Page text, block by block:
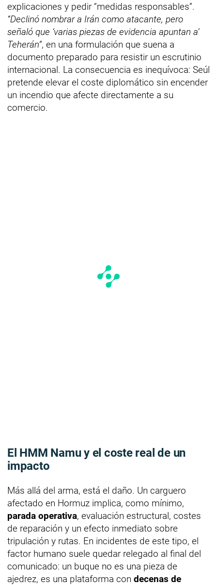
explicaciones y pedir “medidas responsables”.
“Declinó nombrar a Irán como atacante, pero
señaló que ‘varias piezas de evidencia apuntan a’
Teherán”, en una formulación que suena a
documento preparado para resistir un escrutinio
internacional. La consecuencia es inequívoca: Seúl
pretende elevar el coste diplomático sin encender
un incendio que afecte directamente a su
comercio.
El HMM Namu y el coste real de un
impacto
Más allá del arma, está el daño. Un carguero
afectado en Hormuz implica, como mínimo,
parada operativa, evaluación estructural, costes
de reparación y un efecto inmediato sobre
tripulación y rutas. En incidentes de este tipo, el
factor humano suele quedar relegado al final del
comunicado: un buque no es una pieza de
ajedrez, es una plataforma con decenas de